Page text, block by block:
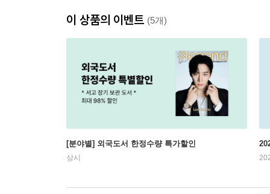
이 상품의 이벤트 (5개)
[분야별] 외국도서 한정수량 특가할인
상시